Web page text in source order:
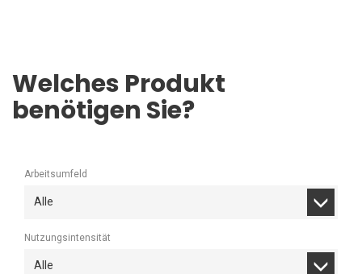
Welches Produkt
benötigen Sie?
Arbeitsumfeld
Alle
Nutzungsintensität
Alle